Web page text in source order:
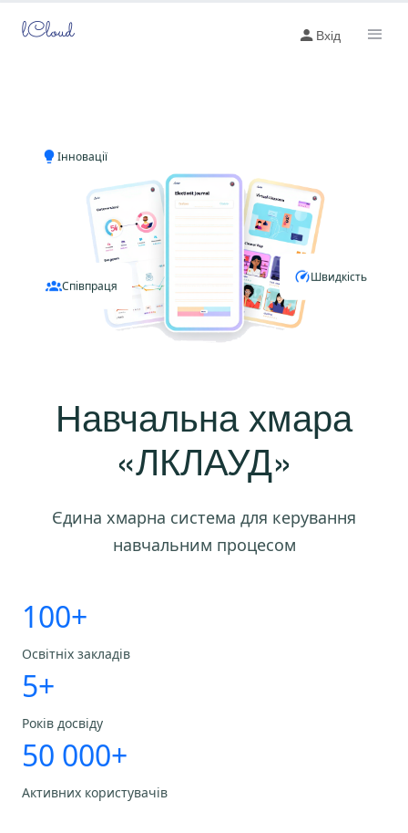
lCloud Вхід
Навчальна хмара
«ЛКЛАУД»
Єдина хмарна система для керування
навчальним процесом
100+
Освітніх закладів
5+
Років досвіду
50 000+
Активних користувачів
Інновації
Швидкість
Співпраця